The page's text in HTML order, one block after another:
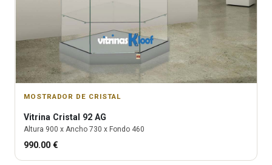
MOSTRADOR DE CRISTAL
Vitrina Cristal 92 AG
Altura 900 x Ancho 730 x Fondo 460
990.00 €